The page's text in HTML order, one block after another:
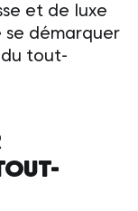
et de luxe
se démarquer
tout-